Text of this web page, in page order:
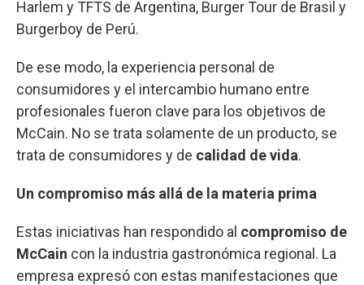
Harlem y TFTS de Argentina, Burger Tour de Brasil y
Burgerboy de Perú.
De ese modo, la experiencia personal de
consumidores y el intercambio humano entre
profesionales fueron clave para los objetivos de
McCain. No se trata solamente de un producto, se
trata de consumidores y de calidad de vida.
Un compromiso más allá de la materia prima
Estas iniciativas han respondido al compromiso de
McCain con la industria gastronómica regional. La
empresa expresó con estas manifestaciones que